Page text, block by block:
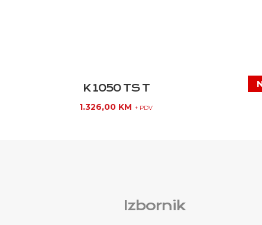
K 1050 TS T
1.326,00 KM + PDV
Izbornik